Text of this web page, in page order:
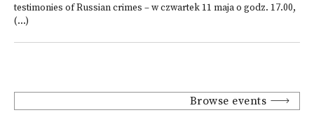
testimonies of Russian crimes – w czwartek 11 maja o godz. 17.00,
(...)
Browse events